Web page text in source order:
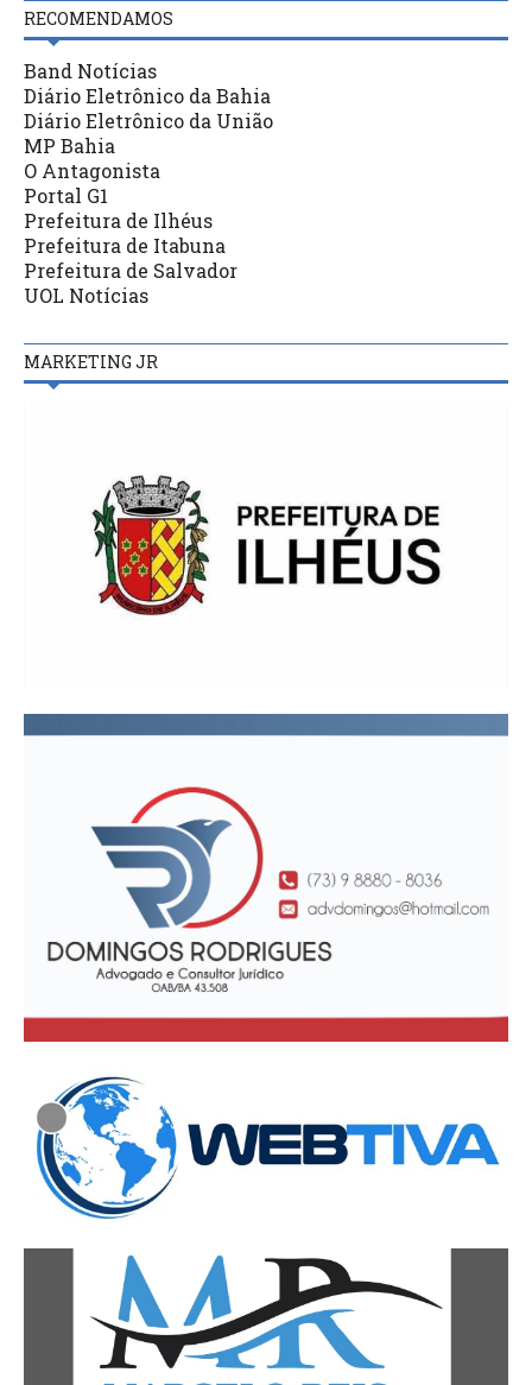
RECOMENDAMOS
Band Notícias
Diário Eletrônico da Bahia
Diário Eletrônico da União
MP Bahia
O Antagonista
Portal G1
Prefeitura de Ilhéus
Prefeitura de Itabuna
Prefeitura de Salvador
UOL Notícias
MARKETING JR